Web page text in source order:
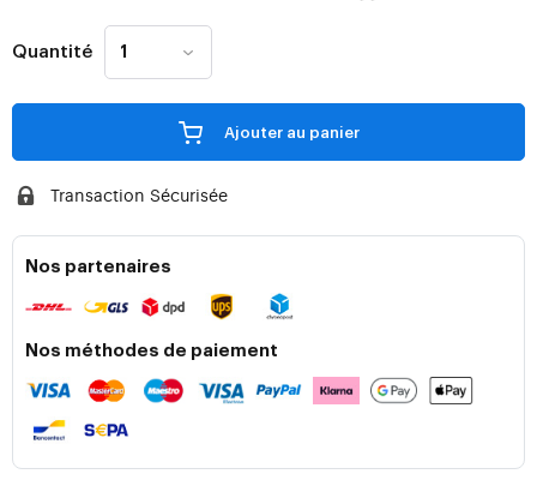
Quantité
Ajouter au panier
Transaction Sécurisée
Nos partenaires
Nos méthodes de paiement